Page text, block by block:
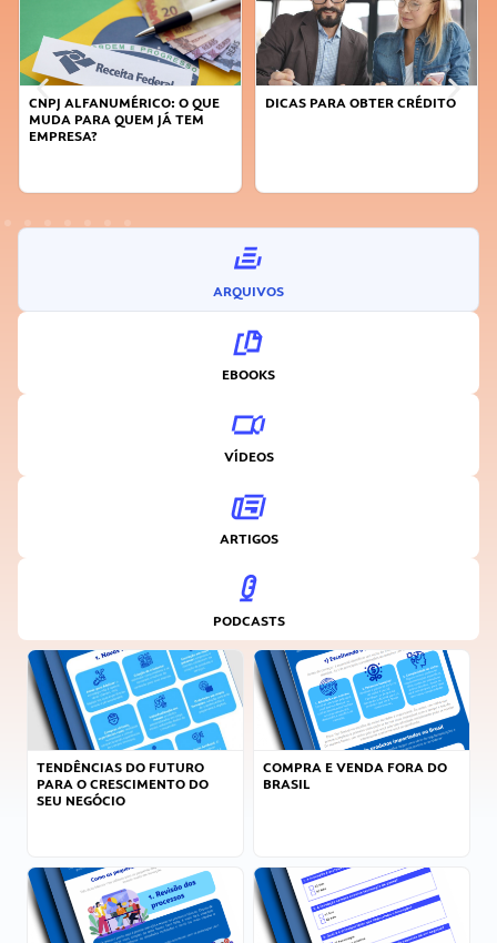
CNPJ ALFANUMÉRICO: O QUE
MUDA PARA QUEM JÁ TEM
EMPRESA?
DICAS PARA OBTER CRÉDITO
ARQUIVOS
EBOOKS
VÍDEOS
ARTIGOS
PODCASTS
TENDÊNCIAS DO FUTURO
PARA O CRESCIMENTO DO
SEU NEGÓCIO
COMPRA E VENDA FORA DO
BRASIL